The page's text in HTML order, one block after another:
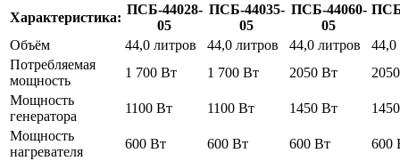
Характеристика:
ПСБ-44028-
05
ПСБ-44035-
05
ПСБ-44060-
05
Объём 44,0 литров 44,0 литров 44,0 литров
44,0
Потребляемая
мощность
1 700 Вт 1 700 Вт 2050 Вт
Мощность
генератора
1100 Вт 1100 Вт 1450 Вт
Мощность
нагревателя
600 Вт 600 Вт 600 Вт
600